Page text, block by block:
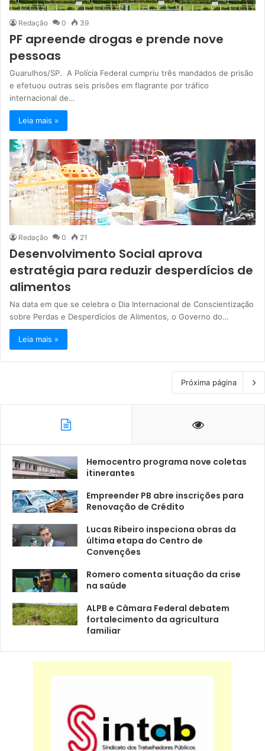
Redação 0 39
PF apreende drogas e prende nove
pessoas
Guarulhos/SP. A Polícia Federal cumpriu três mandados de prisão
e efetuou outras seis prisões em flagrante por tráfico
internacional de…
Leia mais »
Redação 0 21
Desenvolvimento Social aprova
estratégia para reduzir desperdícios de
alimentos
Na data em que se celebra o Dia Internacional de Conscientização
sobre Perdas e Desperdícios de Alimentos, o Governo do…
Leia mais »
Próxima página
Hemocentro programa nove coletas
itinerantes
Empreender PB abre inscrições para
Renovação de Crédito
Lucas Ribeiro inspeciona obras da
última etapa do Centro de
Convenções
Romero comenta situação da crise
na saúde
ALPB e Câmara Federal debatem
fortalecimento da agricultura
familiar